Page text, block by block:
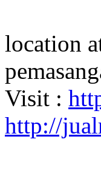
location
Visit :
http://